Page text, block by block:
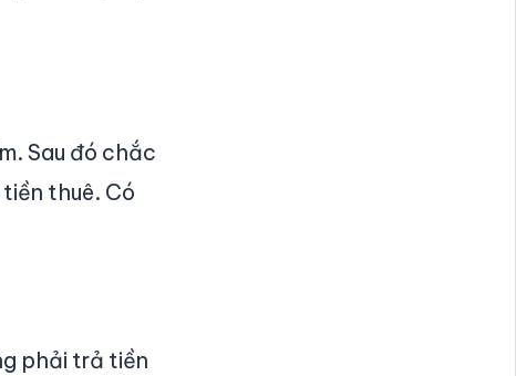
Sau đó chắc
thuê. Có
phải trả tiền